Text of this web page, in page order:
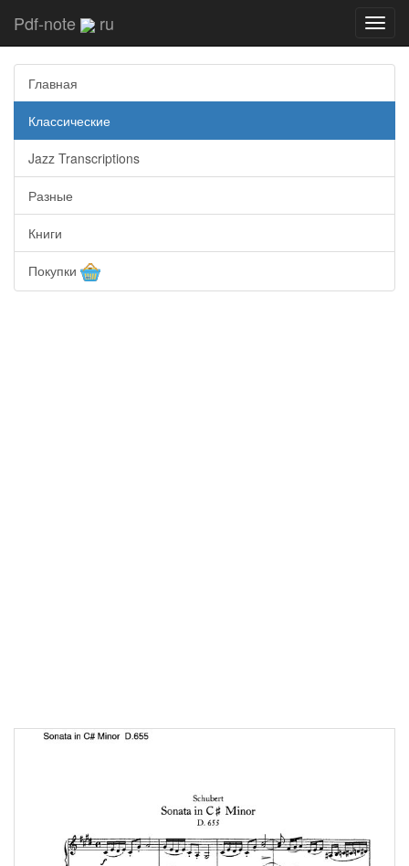
Pdf-note ru
Главная
Классические
Jazz Transcriptions
Разные
Книги
Покупки